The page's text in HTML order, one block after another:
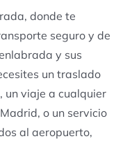
donde te
seguro y de
y sus
un traslado
un viaje a cualquier
o un servicio
al aeropuerto,